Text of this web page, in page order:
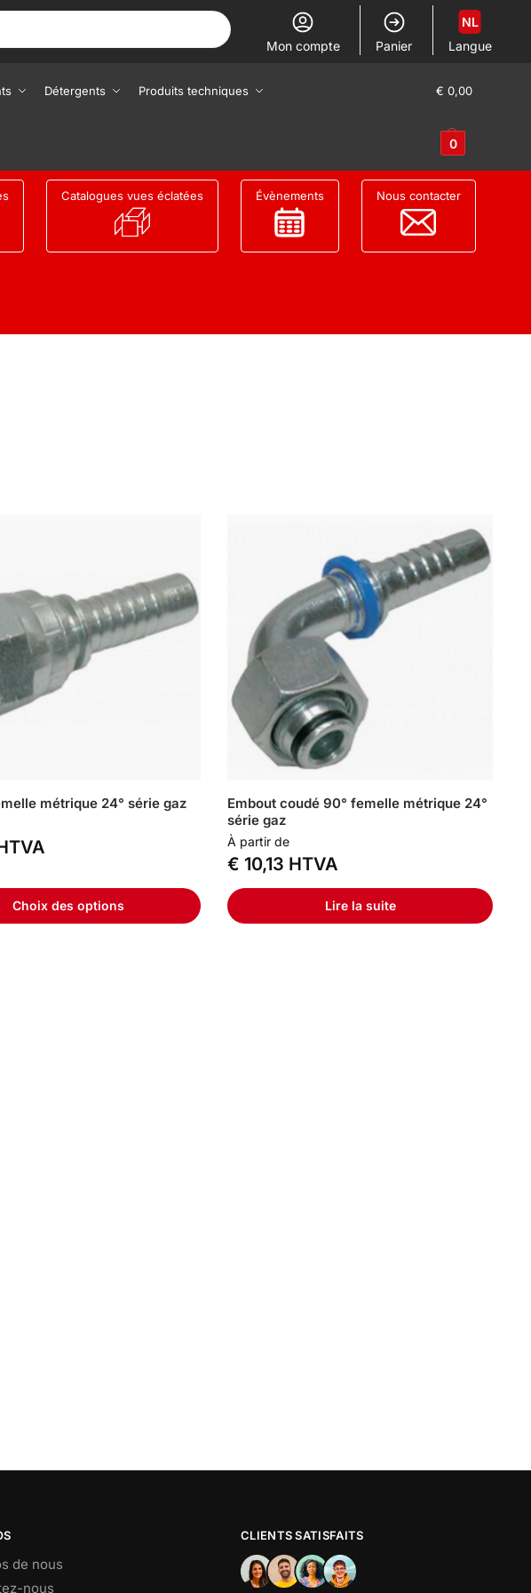
Mon compte Panier Langue
NL
Détergents Produits techniques € 0,00
0
Catalogues vues éclatées Évènements Nous contacter
métrique 24° série gaz
Choix des options
Embout coudé 90° femelle métrique 24°
série gaz
À partir de
€ 10,13 HTVA
Lire la suite
de nous
nous
CLIENTS SATISFAITS